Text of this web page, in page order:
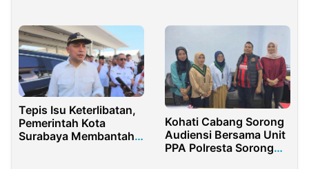
Tepis Isu Keterlibatan,
Pemerintah Kota
Surabaya Membantah
Kohati Cabang Sorong
Audiensi Bersama Unit
PPA Polresta Sorong